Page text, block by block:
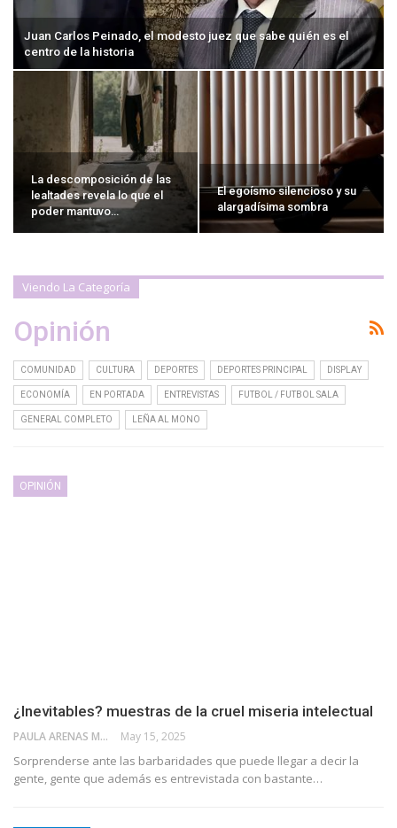
Juan Carlos Peinado, el modesto juez que sabe quién es el
centro de la historia
La descomposición de las
lealtades revela lo que el
poder mantuvo…
El egoísmo silencioso y su
alargadísima sombra
Viendo La Categoría
Opinión
COMUNIDAD CULTURA DEPORTES DEPORTES PRINCIPAL DISPLAY
ECONOMÍA EN PORTADA ENTREVISTAS FUTBOL / FUTBOL SALA
GENERAL COMPLETO LEÑA AL MONO
OPINIÓN
¿Inevitables? muestras de la cruel miseria intelectual
PAULA ARENAS MARTÍN ABRIL May 15, 2025
Sorprenderse ante las barbaridades que puede llegar a decir la
gente, gente que además es entrevistada con bastante…